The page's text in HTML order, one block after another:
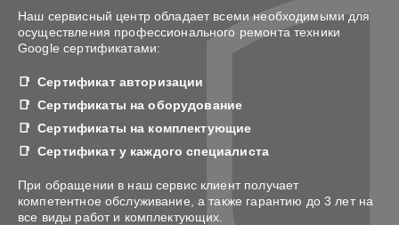
Наш сервисный центр обладает всеми необходимыми для
осуществления профессионального ремонта техники
Google сертификатами:
Сертификат авторизации
Сертификаты на оборудование
Сертификаты на комплектующие
Сертификат у каждого специалиста
При обращении в наш сервис клиент получает
компетентное обслуживание, а также гарантию до 3 лет на
все виды работ и комплектующих.